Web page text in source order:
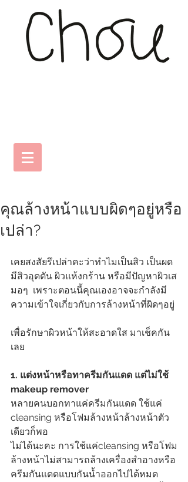
คุณล้างหน้าแบบผิดๆอยู่หรือ
เปล่า?
เคยสงสัยรึเปล่าคะว่าทำไมเป็นสิว เป็นผด
มีสิวอุดตัน ผิวแห้งกร้าน หรือมีปัญหาผิวเส
มอๆ  เพราะตอนนี้คุณเองอาจจะกำลังมี
ความเข้าใจเกี่ยวกับการล้างหน้าที่ผิดๆอยู่
เพื่อรักษาผิวหน้าให้สะอาดใส มาเช็คกัน
เลย
1. แต่งหน้าหรือทาครีมกันแดด แต่ไม่ใช้
makeup remover
หลายคนบอกทาแค่ครีมกันแดด ใช้แค่
cleansing หรือโฟมล้างหน้าล้างหน้าตัว
เดียวก็พอ
ไม่ได้นะคะ การใช้แค่cleansing หรือโฟม
ล้างหน้าไม่สามารถล้างเครื่องสำอางหรือ
ครีมกันแดดแบบกันน้ำออกไปได้หมด